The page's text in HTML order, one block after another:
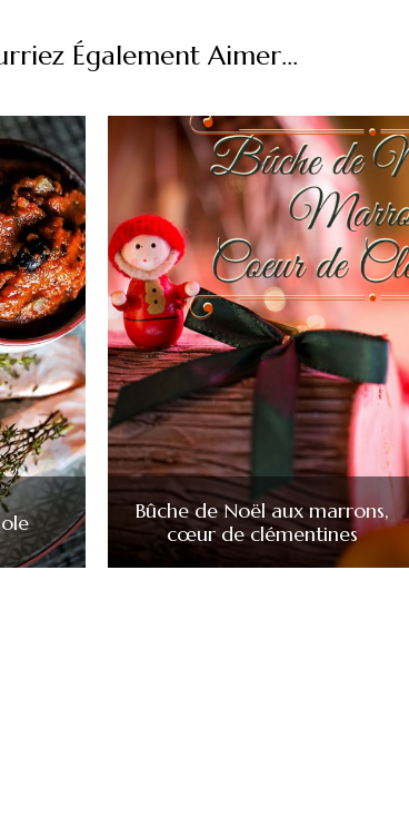
Également Aimer...
Bûche de Noël aux marrons,
cœur de clémentines